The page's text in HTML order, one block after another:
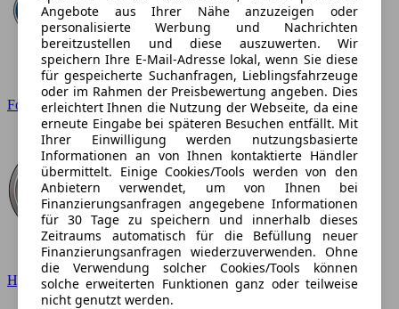
Ford
Hyundai
Angebote aus Ihrer Nähe anzuzeigen oder
personalisierte Werbung und Nachrichten
bereitzustellen und diese auszuwerten. Wir
speichern Ihre E-Mail-Adresse lokal, wenn Sie diese
für gespeicherte Suchanfragen, Lieblingsfahrzeuge
oder im Rahmen der Preisbewertung angeben. Dies
erleichtert Ihnen die Nutzung der Webseite, da eine
erneute Eingabe bei späteren Besuchen entfällt. Mit
Ihrer Einwilligung werden nutzungsbasierte
Informationen an von Ihnen kontaktierte Händler
übermittelt. Einige Cookies/Tools werden von den
Anbietern verwendet, um von Ihnen bei
Finanzierungsanfragen angegebene Informationen
für 30 Tage zu speichern und innerhalb dieses
Zeitraums automatisch für die Befüllung neuer
Finanzierungsanfragen wiederzuverwenden. Ohne
die Verwendung solcher Cookies/Tools können
solche erweiterten Funktionen ganz oder teilweise
nicht genutzt werden.